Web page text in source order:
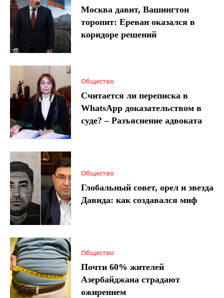
Москва давит, Вашингтон
торопит: Ереван оказался в
коридоре решений
Общество
Считается ли переписка в
WhatsApp доказательством в
суде? – Разъяснение адвоката
Общество
Глобальный совет, орел и звезда
Давида: как создавался миф
Общество
Почти 60% жителей
Азербайджана страдают
ожирением